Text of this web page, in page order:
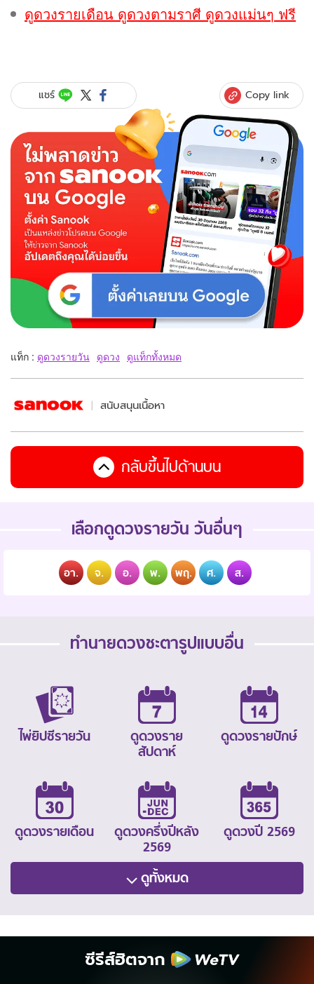
ดูดวงรายเดือน ดูดวงตามราศี ดูดวงแม่นๆ ฟรี
แชร์ Copy link
แท็ก : ดูดวงรายวัน ดูดวง ดูแท็กทั้งหมด
สนับสนุนเนื้อหา
กลับขึ้นไปด้านบน
เลือกดูดวงรายวัน วันอื่นๆ
อา. จ. อ. พ. พฤ. ศ. ส.
ทำนายดวงชะตารูปแบบอื่น
ไพ่ยิปซีรายวัน
ดูดวงราย
สัปดาห์
ดูดวงรายปักษ์
ดูดวงรายเดือน
ดูดวงครึ่งปีหลัง
2569
ดูดวงปี 2569
ดูทั้งหมด
ซีรีส์ฮิตจาก